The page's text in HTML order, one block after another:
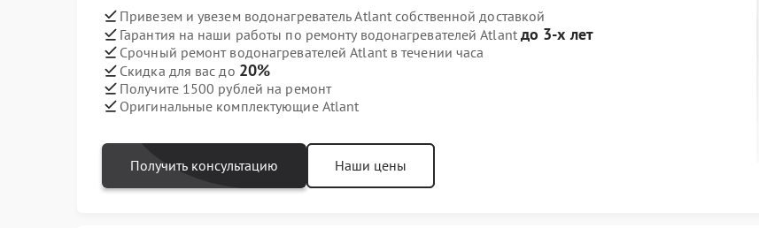
Привезем и увезем водонагреватель Atlant собственной доставкой
Гарантия на наши работы по ремонту водонагревателей Atlant до 3-х лет
Срочный ремонт водонагревателей Atlant в течении часа
Скидка для вас до 20%
Получите 1500 рублей на ремонт
Оригинальные комплектующие Atlant
Получить консультацию Наши цены